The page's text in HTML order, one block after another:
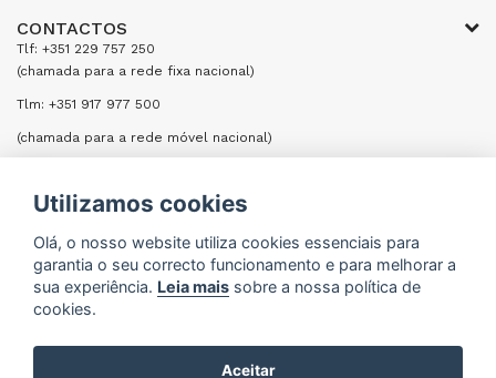
CONTACTOS
Tlf: +351 229 757 250
(chamada para a rede fixa nacional)
Tlm: +351 917 977 500
(chamada para a rede móvel nacional)
ENVIAR UMA MENSAGEM
Formifri | Especialistas em Equipamentos Hoteleiros
Utilizamos cookies
Olá, o nosso website utiliza cookies essenciais para
garantia o seu correcto funcionamento e para melhorar a
sua experiência. Leia mais sobre a nossa política de
cookies.
Aceitar